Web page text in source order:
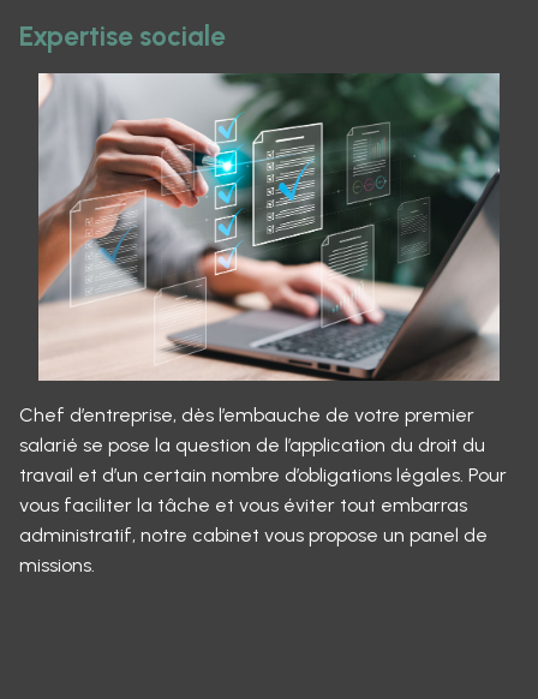
Expertise sociale
Chef d’entreprise, dès l’embauche de votre premier
salarié se pose la question de l’application du droit du
travail et d’un certain nombre d’obligations légales. Pour
vous faciliter la tâche et vous éviter tout embarras
administratif, notre cabinet vous propose un panel de
missions.